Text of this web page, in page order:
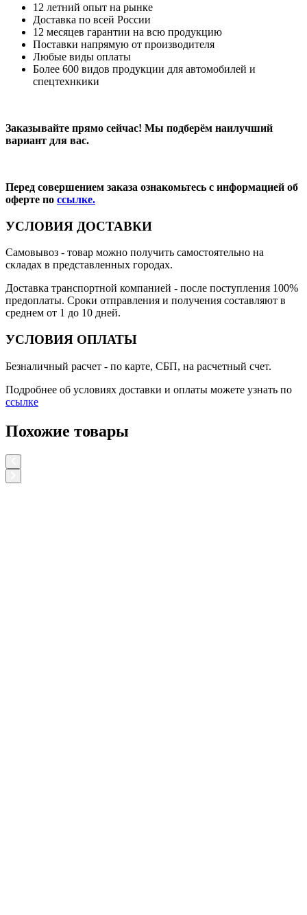
12 летний опыт на рынке
Доставка по всей России
12 месяцев гарантии на всю продукцию
Поставки напрямую от производителя
Любые виды оплаты
Более 600 видов продукции для автомобилей и
спецтехнкики
Заказывайте прямо сейчас! Мы подберём наилучший
вариант для вас.
Перед совершением заказа ознакомьтесь с информацией об
оферте по ссылке.
УСЛОВИЯ ДОСТАВКИ
Самовывоз - товар можно получить самостоятельно на
складах в представленных городах.
Доставка транспортной компанией - после поступления 100%
предоплаты. Сроки отправления и получения составляют в
среднем от 1 до 10 дней.
УСЛОВИЯ ОПЛАТЫ
Безналичный расчет - по карте, СБП, на расчетный счет.
Подробнее об условиях доставки и оплаты можете узнать по
ссылке
Похожие товары